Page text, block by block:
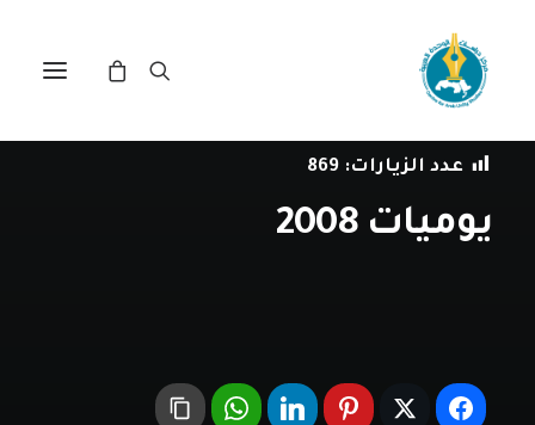
فيالعمل العربي المشترك
عدد الزيارات: 869
يوميات 2008